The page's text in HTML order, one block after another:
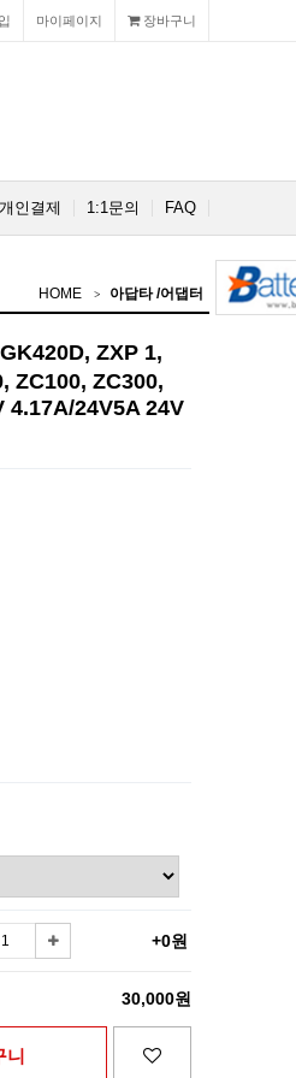
장바구니
마이페이지
FAQ
1:1문의
개인결제
HOME 아답타 /어댑터
ZXP 1,
ZC100, ZC300,
4.17A/24V5A 24V
+0원
30,000원
니